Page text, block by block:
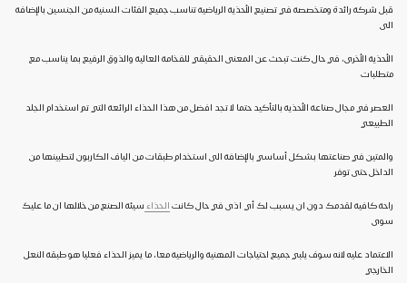
قبل شركة رائدة ومتخصصة في تصنيع الأحذية الرياضية تناسب جميع الفئات السنية من الجنسين بالإضافة
الى
الأحذية الأخرى، في حال كنت تبحث عن المعنى الحقيقي للفخامة العالية والذوق الرفيع بما يناسب مع
متطلبات
العصر في مجال صناعة الأحذية بالتأكيد حتما لا تجد افضل من هذا الحذاء الرائعة التي تم استخدام الجلد
الطبيعي
والمتين في صناعتها بشكل أساسي بالإضافة الى استخدام طبقات من الياف الكاربون لتطبينها من
الداخل حتى توفر
راحة كافية لقدمك دون ان يسبب لك أي اذى في حال كانت الحذاء سيئة الصنع من خلالها ان ما عليك
سوى
الاعتماد عليه لانه سوف يلبي جميع احتياجات المهنية والرياضية معا، ما يميز الحذاء فعليا هو طبقة النعل
الخارجي